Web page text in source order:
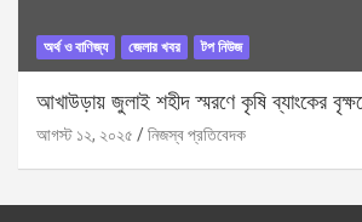
অর্থ ও বাণিজ্য জেলার খবর টপ নিউজ
আখাউড়ায় জুলাই শহীদ স্মরণে কৃষি ব্যাংকের
আগস্ট ১২, ২০২৫ নিজস্ব প্রতিবেদক